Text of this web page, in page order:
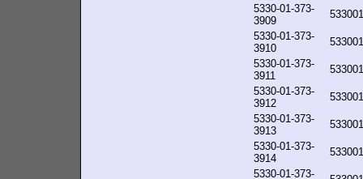
5330-01-373-
3909
5330-01-373-
3910
5330-01-373-
3911
5330-01-373-
3912
5330-01-373-
3913
5330-01-373-
3914
5330-01-373-